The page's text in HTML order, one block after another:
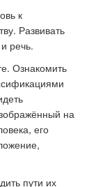
к
Развивать
речь.
Ознакомить
на
его
пути их